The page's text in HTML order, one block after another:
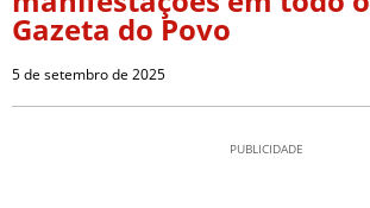
Gazeta do Povo
5 de setembro de 2025
PUBLICIDADE